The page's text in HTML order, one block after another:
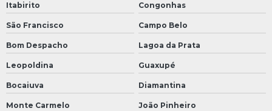
Itabirito Congonhas
São Francisco Campo Belo
Bom Despacho Lagoa da Prata
Leopoldina Guaxupé
Bocaiuva Diamantina
Monte Carmelo João Pinheiro